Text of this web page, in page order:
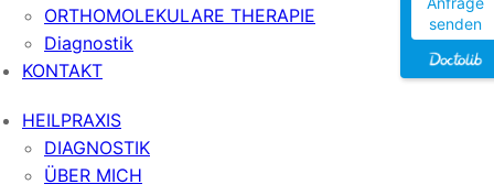
senden
ORTHOMOLEKULARE THERAPIE
Diagnostik
KONTAKT
HEILPRAXIS
DIAGNOSTIK
ÜBER MICH